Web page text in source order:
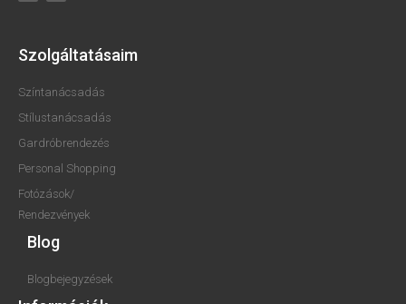
Szolgáltatásaim
Színtanácsadás
Stílustanácsadás
Gardróbrendezés
Personal Shopping
Fotózások/
Rendezvények
Blog
Blogbejegyzések